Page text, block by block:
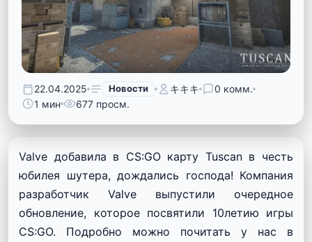
22.04.2025 Новости キキキ
0 комм.
1 мин
677 просм.
Valve добавила в CS:GO карту Tuscan в честь
юбилея шутера, дождались господа! Компания
разработчик Valve выпустили очередное
обновление, которое посвятили 10летию игры
CS:GO. Подробно можно почитать у нас в